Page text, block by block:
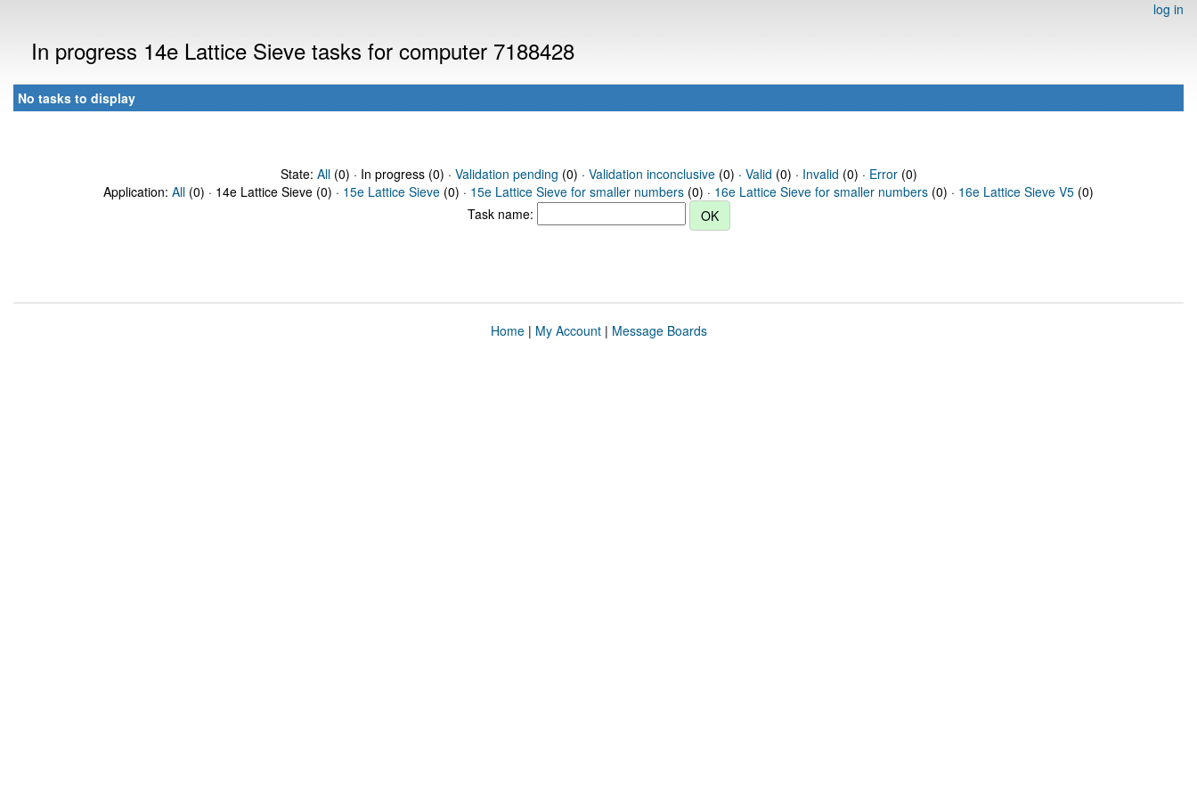
log in
In progress 14e Lattice Sieve tasks for computer 7188428
No tasks to display
State: All(0) · In progress (0) · Validation pending (0) · Validation inconclusive(0) · Valid (0) · Invalid (0) · Error(0)
Application: All (0) · 14e Lattice Sieve (0) · 15e Lattice Sieve (0) · 15e Lattice Sieve for smaller numbers (0) · 16e Lattice Sieve for smaller numbers (0) · 16e Lattice Sieve V5 (0)
Task name:
Home| My Account| Message Boards